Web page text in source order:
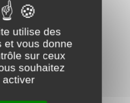
mis en œuvre ;
est fondé sur votre
vous avez le droit de
à tout moment
portera pas atteinte à la
fondé sur le
effectué avant le retrait de
utilise des
et vous donne
sur ceux
souhaitez
activer